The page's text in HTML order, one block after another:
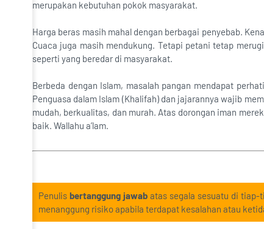
merupakan kebutuhan pokok masyarakat.
Harga beras masih mahal dengan berbagai penyebab.
Cuaca juga masih mendukung. Tetapi petani tetap
seperti yang beredar di masyarakat.
Berbeda dengan Islam, masalah pangan mendapat
Penguasa dalam Islam (Khalifah) dan jajarannya wajib
mudah, berkualitas, dan murah. Atas dorongan iman
baik. Wallahu a’lam.
Penulis bertanggung jawab atas segala sesuatu di tiap-
menanggung risiko apabila terdapat kesalahan atau